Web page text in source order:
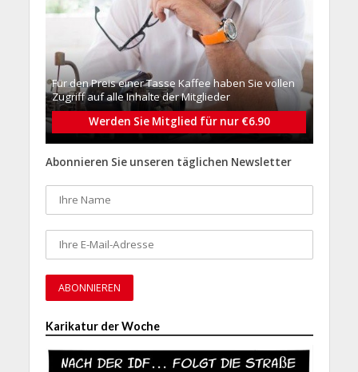
Für den Preis einer Tasse Kaffee haben Sie vollen
Zugriff auf alle Inhalte der Mitglieder
Werden Sie Mitglied für nur €6.90
Abonnieren Sie unseren täglichen Newsletter
Karikatur der Woche